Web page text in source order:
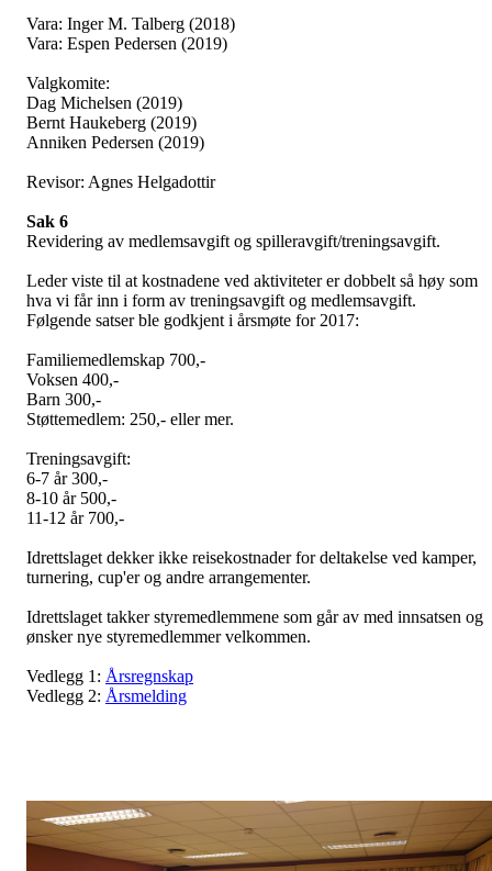
Vara: Inger M. Talberg (2018)
Vara: Espen Pedersen (2019)
Valgkomite:
Dag Michelsen (2019)
Bernt Haukeberg (2019)
Anniken Pedersen (2019)
Revisor: Agnes Helgadottir
Sak 6
Revidering av medlemsavgift og spilleravgift/treningsavgift.
Leder viste til at kostnadene ved aktiviteter er dobbelt så høy som
hva vi får inn i form av treningsavgift og medlemsavgift.
Følgende satser ble godkjent i årsmøte for 2017:
Familiemedlemskap 700,-
Voksen 400,-
Barn 300,-
Støttemedlem: 250,- eller mer.
Treningsavgift:
6-7 år 300,-
8-10 år 500,-
11-12 år 700,-
Idrettslaget dekker ikke reisekostnader for deltakelse ved kamper,
turnering, cup'er og andre arrangementer.
Idrettslaget takker styremedlemmene som går av med innsatsen og
ønsker nye styremedlemmer velkommen.
Vedlegg 1: Årsregnskap
Vedlegg 2: Årsmelding